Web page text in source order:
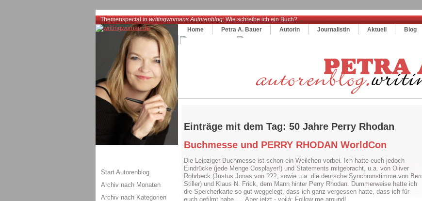
Themenspecial inwritingwomans Autorenblog:Wie schreibe ich ein Buch?
Home
Petra A. Bauer Autorin Journalistin Aktuell Blog
Einträge mit dem Tag: 50 Jahre Perry Rhodan
Buchmesse und PERRY RHODAN WorldCon
Die Leipziger Buchmesse ist schon ein Weilchen vorbei. Ich hatte euch jedoch
Eindrücke (jede Menge Cosplayer!) und Statements mitgebracht, u.a. von Oliver
Rohrbeck (Justus Jonas von ???, sowie u.a. die deutsche Synchronstimme von Ben
Stiller) und Klaus N. Frick, dem Mann hinter Perry Rhodan. Dummerweise hatte ich
die Speicherkarte so gut weggelegt, dass ich ganz vergessen hatte, dass ich für
euch gefilmt habe .... Aber jetzt - voilá: Follow me around!
Start Autorenblog
Archiv nach Monaten
Archiv nach Kategorien